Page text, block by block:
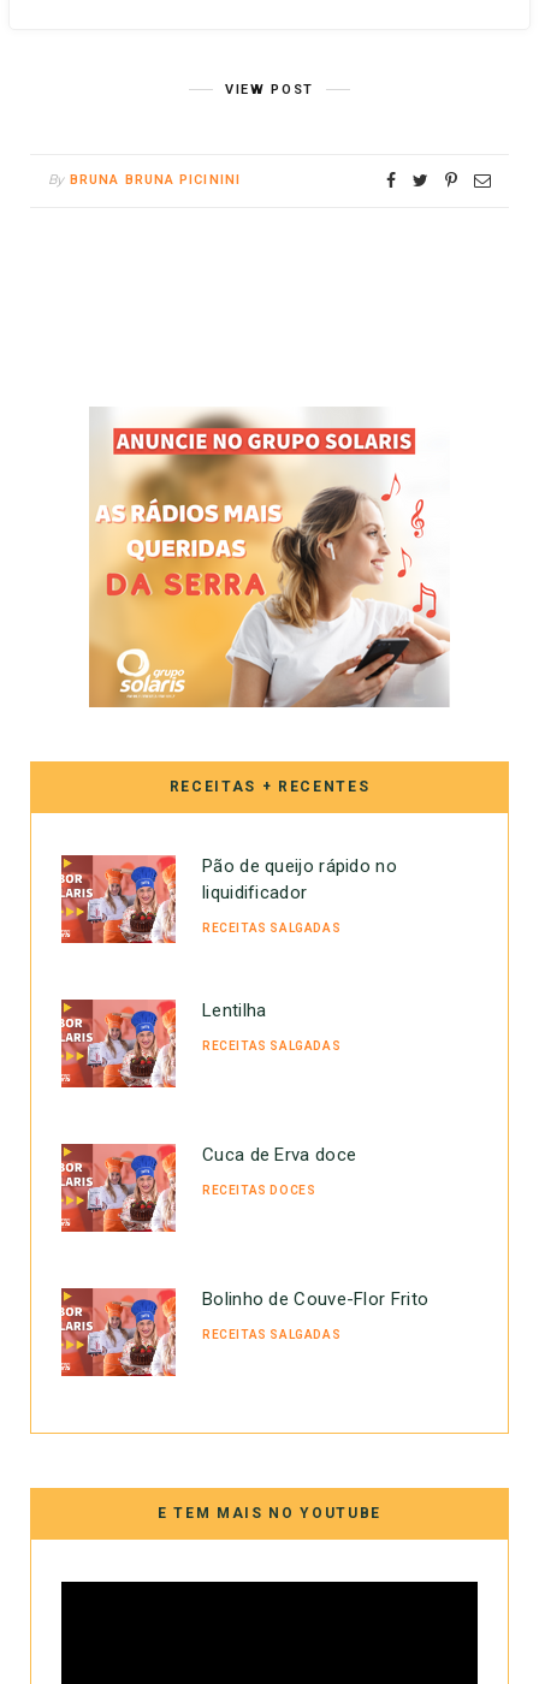
VIEW POST
By BRUNA BRUNA PICININI
RECEITAS + RECENTES
Pão de queijo rápido no
liquidificador
RECEITAS SALGADAS
Lentilha
RECEITAS SALGADAS
Cuca de Erva doce
RECEITAS DOCES
Bolinho de Couve-Flor Frito
RECEITAS SALGADAS
E TEM MAIS NO YOUTUBE